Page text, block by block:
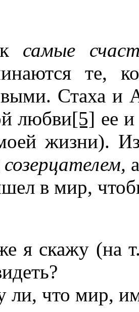
самые
те,
Стаха и
любви[5] ее
жизни).
созерцателем,
в мир,
я скажу (на
что мир,